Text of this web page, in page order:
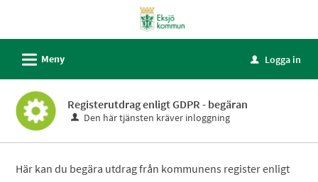
självservice
Eksjö
kommun
L Meny u Logga in
Registerutdrag enligt GDPR - begäran
Den här tjänsten kräver inloggning
Här kan du begära utdrag från kommunens register enligt